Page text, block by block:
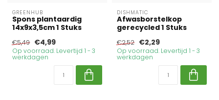
GREENHUB
Spons plantaardig
14x9x3,5cm 1 Stuks
€5,49 €4,99
Op voorraad. Levertijd 1 - 3
werkdagen
DISHMATIC
Afwasborstelkop
gerecycled 1 Stuks
€2,52 €2,29
Op voorraad. Levertijd 1 - 3
werkdagen